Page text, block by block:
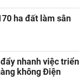
ha đất làm sân
nhanh việc triển
không Điện